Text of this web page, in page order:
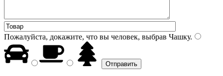
Пожалуйста, докажите, что вы человек, выбрав Чашку.